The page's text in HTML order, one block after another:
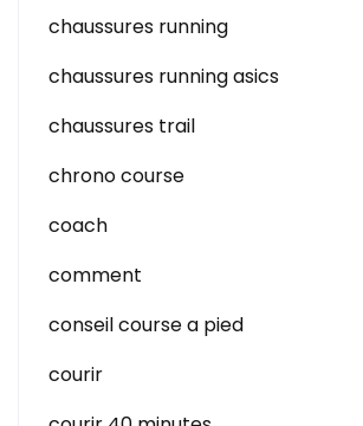
chaussures running
chaussures running asics
chaussures trail
chrono course
coach
comment
conseil course a pied
courir